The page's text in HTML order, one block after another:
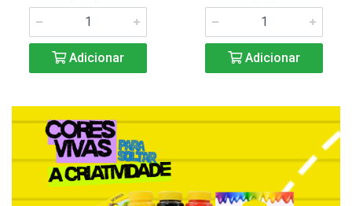
Adicionar Adicionar